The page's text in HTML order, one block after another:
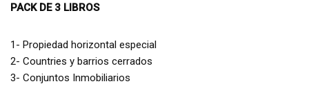
PACK DE 3 LIBROS
1- Propiedad horizontal especial
2- Countries y barrios cerrados
3- Conjuntos Inmobiliarios